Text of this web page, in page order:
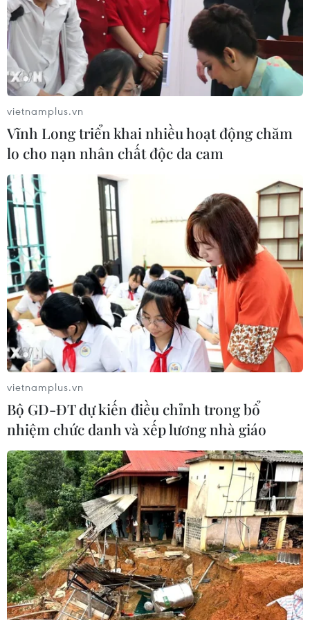
Nhân ngày An toàn mạng thế giới 6/2, Google
phối hợp cùng Cục An toàn Thông tin (Bộ Thông
tin và Truyền thông) phát hành video hướng
dẫn người cao tuổi cách nhận biết và phòng vệ
trước những thủ đoạn lừa đảo trực tuyến.
Với tên gọi “An toàn lên mạng, An tâm vui sống
cùng Google," video đã giả lập 3 tình huống lừa
đảo trực tuyến mà người lớn tuổi thường gặp
phải và hướng dẫn cách xử lý đối với từng tình
huống.
Các tình huống gồm: Trang web giả mạo, ứng
dụng không rõ nguồn gốc, kẻ gian chiếm tài
khoản. Nội dung video được nghệ sĩ Xuân Bắc
thể hiện thông qua những lời thơ dí dỏm và dễ
nhớ, nhấn mạnh thông điệp “Nâng cao cảnh
giác - Cập nhật thường xuyên - An tâm vui
sống."
Cũng trong các hoạt động hướng đến Ngày An
toàn mạng thế giới 2024, Google đã thực hiện
vietnamplus.vn
Vĩnh Long triển khai nhiều hoạt động chăm
lo cho nạn nhân chất độc da cam
vietnamplus.vn
Bộ GD-ĐT dự kiến điều chỉnh trong bổ
nhiệm chức danh và xếp lương nhà giáo